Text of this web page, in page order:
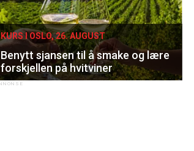
KURS I OSLO, 26. AUGUST
Benytt sjansen til å smake og lære
forskjellen på hvitviner